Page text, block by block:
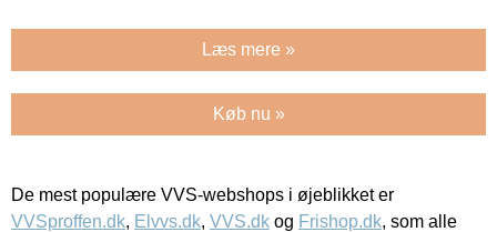
Læs mere »
Køb nu »
De mest populære VVS-webshops i øjeblikket er
VVSproffen.dk, Elvvs.dk, VVS.dk og Frishop.dk, som alle